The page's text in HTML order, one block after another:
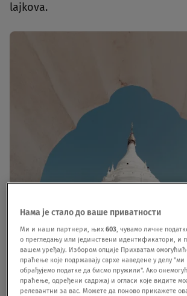
lajkova.
Нама је стало до ваше приватности
Ми и наши партнери, њих603, чувамо личне
о прегледању или јединствени идентификатори, и
вашем уређају. Избором опције Прихватам
праћење које подржавају сврхе наведене у делу
обрађујемо податке да бисмо пружили". Ако
праћење, одређени садржај и огласи које видите
релевантни за вас. Можете да поново прикажете